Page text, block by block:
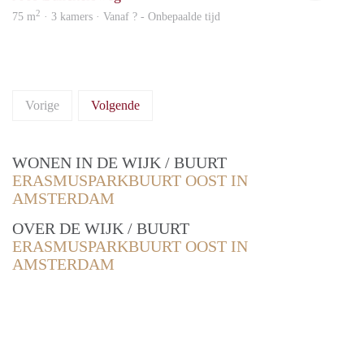
75 m2 · 3 kamers · Vanaf ? - Onbepaalde tijd
Vorige Volgende
WONEN IN DE WIJK / BUURT
ERASMUSPARKBUURT OOST IN
AMSTERDAM
OVER DE WIJK / BUURT
ERASMUSPARKBUURT OOST IN
AMSTERDAM